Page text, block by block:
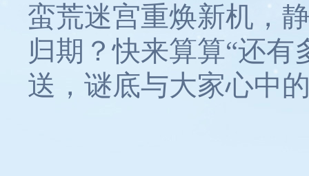
蛮荒迷宫重焕新机，
归期？快来算算“还
送，谜底与大家心中